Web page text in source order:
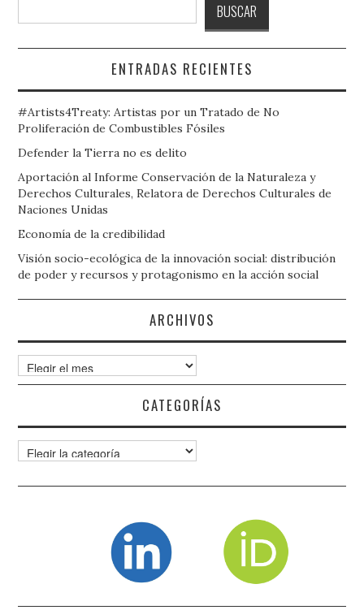
BUSCAR
ENTRADAS RECIENTES
#Artists4Treaty: Artistas por un Tratado de No
Proliferación de Combustibles Fósiles
Defender la Tierra no es delito
Aportación al Informe Conservación de la Naturaleza y
Derechos Culturales, Relatora de Derechos Culturales de
Naciones Unidas
Economía de la credibilidad
Visión socio-ecológica de la innovación social: distribución
de poder y recursos y protagonismo en la acción social
ARCHIVOS
Archivos
CATEGORÍAS
Categorías